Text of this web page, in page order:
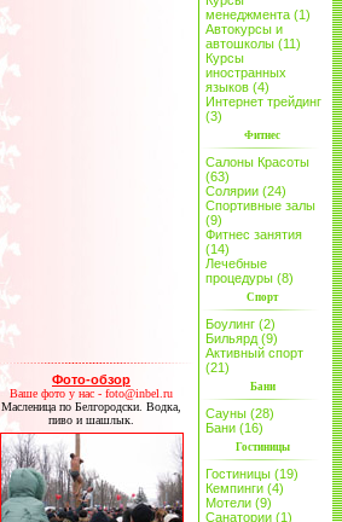
Фото-обзор
Ваше фото у нас - foto@inbel.ru
Масленица по Белгородски. Водка,
пиво и шашлык.
менеджмента (1)
Автокурсы и
автошколы (11)
Курсы
иностранных
языков (4)
Интернет трейдинг
(3)
Фитнес
Салоны Красоты
(63)
Солярии (24)
Спортивные залы
(9)
Фитнес занятия
(14)
Лечебные
процедуры (8)
Спорт
Боулинг (2)
Бильярд (9)
Активный спорт
(21)
Бани
Сауны (28)
Бани (16)
Гостиницы
Гостиницы (19)
Кемпинги (4)
Мотели (9)
Санатории (1)